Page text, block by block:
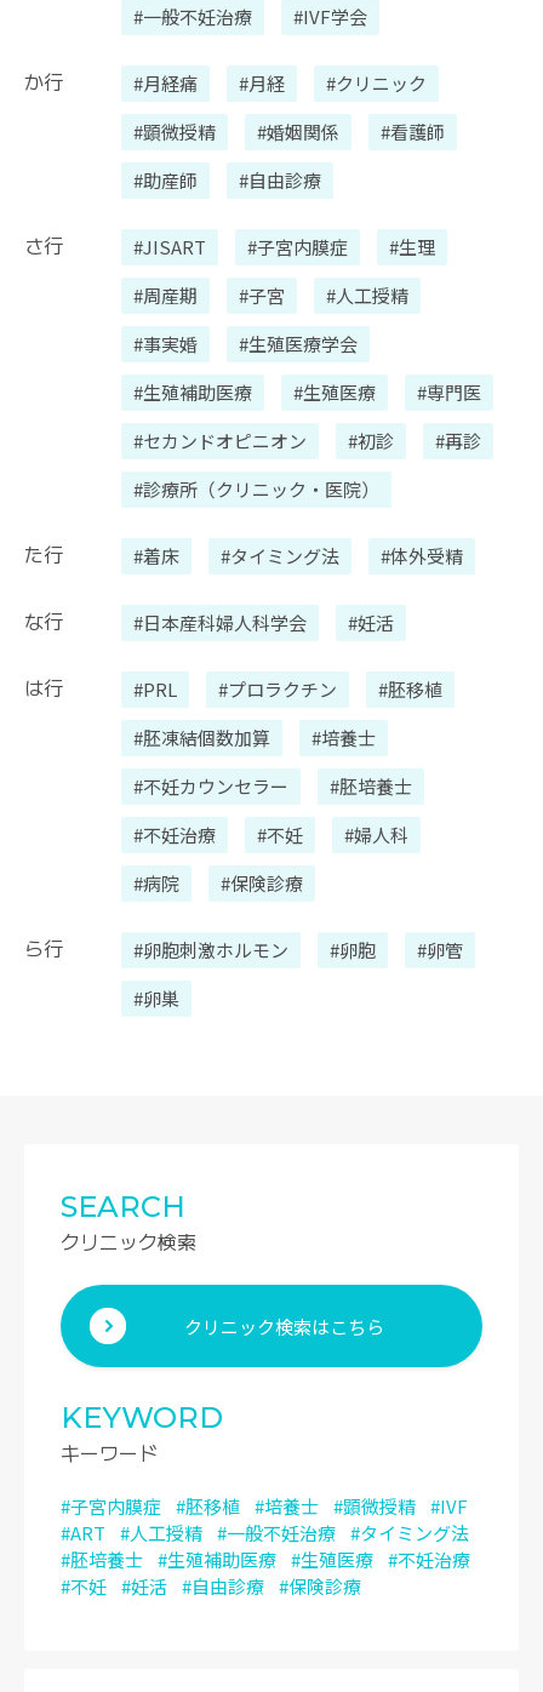
#一般不妊治療
#IVF学会
か行 #月経痛 #月経
#クリニック
#顕微授精
#婚姻関係
#看護師
#助産師
#自由診療
さ行 #JISART #子宮内膜症
#生理
#周産期
#子宮
#人工授精
#事実婚
#生殖医療学会
#生殖補助医療
#生殖医療
#専門医
#セカンドオピニオン
#初診
#再診
#診療所（クリニック・医院）
た行 #着床 #タイミング法 #体外受精
な行 #日本産科婦人科学会 #妊活
は行 #PRL #プロラクチン
#胚移植
#胚凍結個数加算
#培養士
#不妊カウンセラー
#胚培養士
#不妊治療
#不妊
#婦人科
#病院
#保険診療
ら行 #卵胞刺激ホルモン #卵胞
#卵管
#卵巣
SEARCH
クリニック検索
クリニック検索はこちら
KEYWORD
キーワード
#子宮内膜症 #胚移植 #培養士 #顕微授精 #IVF
#ART
#人工授精 #一般不妊治療 #タイミング法
#胚培養士 #生殖補助医療 #生殖医療 #不妊治療
#不妊 #妊活 #自由診療 #保険診療